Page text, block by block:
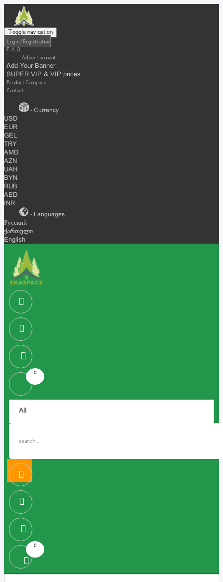
Toggle navigation
Login / Registration
F.A.Q
Advertisement
Add Your Banner
SUPER VIP & VIP prices
Product Compare
Contact
- Currency
USD
EUR
GEL
TRY
AMD
AZN
UAH
BYN
RUB
AED
INR
- Languages
Русский
ქართული
English
0
0